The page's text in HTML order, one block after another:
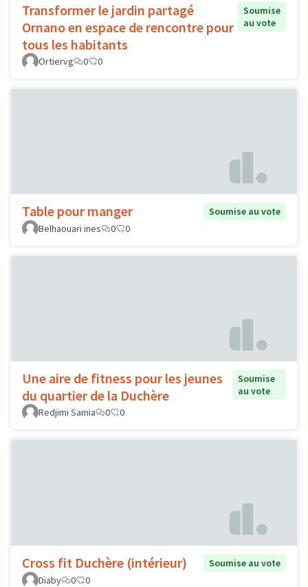
Transformer le jardin partagé
Ornano en espace de rencontre pour
tous les habitants
Soumise
au vote
Ortiervg 0 0
Table pour manger
Soumise au vote
Belhaouari ines
0 0
Une aire de fitness pour les jeunes
du quartier de la Duchère
Soumise
au vote
Redjimi Samia
0 0
Cross fit Duchère (intérieur)
Soumise au vote
Diaby
0 0